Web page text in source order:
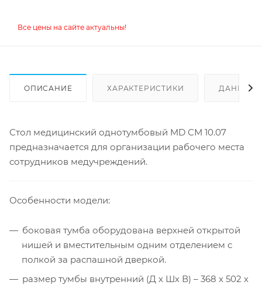
Все цены на сайте актуальны!
ОПИСАНИЕ ХАРАКТЕРИСТИКИ ДАННЫЕ
Стол медицинский однотумбовый MD СМ 10.07
предназначается для организации рабочего места
сотрудников медучреждений.
Особенности модели:
боковая тумба оборудована верхней открытой
нишей и вместительным одним отделением с
полкой за распашной дверкой.
размер тумбы внутренний (Д х Шх В) – 368 х 502 х